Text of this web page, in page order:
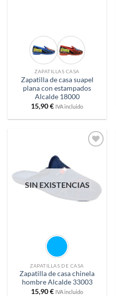
ZAPATILLAS CASA
Zapatilla de casa suapel
plana con estampados
Alcalde 18000
15,90€ IVA incluido
SIN EXISTENCIAS
ZAPATILLAS DE CASA
Zapatilla de casa chinela
hombre Alcalde 33003
15,90€ IVA incluido